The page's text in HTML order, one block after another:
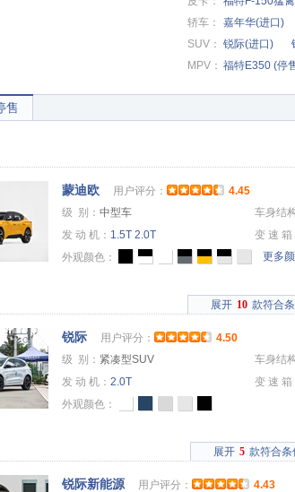
轿车：
嘉年华(进口)
SUV： 锐际(进口)
MPV： 福特E350 (停
售
蒙迪欧 用户评分：
4.45
级 别： 中型车 车身结
发 动 机： 1.5T 2.0T 变 速 箱
外观颜色：
更多
展开 10 款符合
锐际 用户评分：
4.50
级 别： 紧凑型SUV 车身结
发 动 机： 2.0T 变 速 箱
外观颜色：
展开 5 款符合条
锐际新能源 用户评分：
4.43